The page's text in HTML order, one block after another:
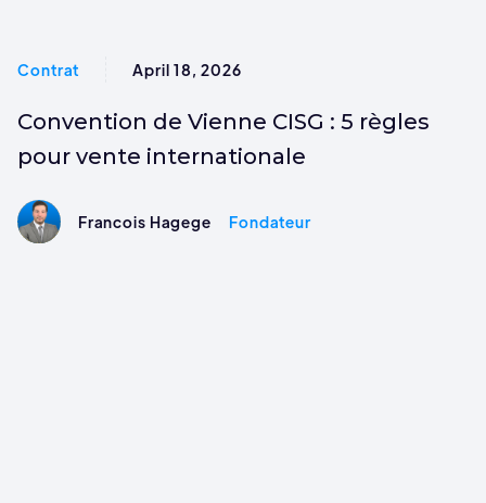
Contrat April 18, 2026
Convention de Vienne CISG : 5 règles
pour vente internationale
Francois Hagege Fondateur